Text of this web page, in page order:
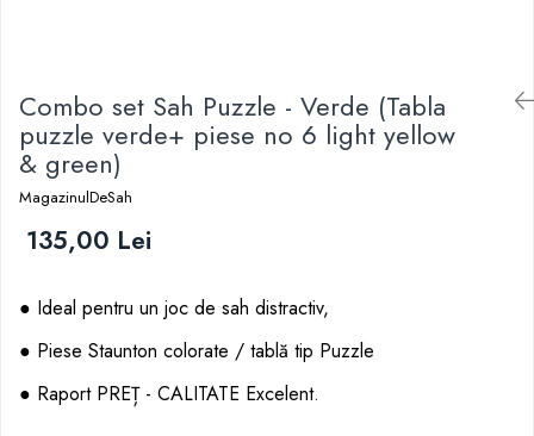
Instruire Generala
Lemn De Boxwood
Lemn De Carpen (hornbeam)
Lemn De Sheesham
Piese De Sah Tematice Din Plastic
Piese Din Lemn
Piese Din Plastic
Combo set Sah Puzzle - Verde (Tabla
puzzle verde+ piese no 6 light yellow
& green)
MagazinulDeSah
135,00 Lei
● Ideal pentru un joc de sah distractiv,
● Piese Staunton colorate / tablă tip Puzzle
● Raport PREȚ - CALITATE Excelent.